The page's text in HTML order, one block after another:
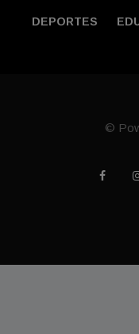
DEPORTES
©